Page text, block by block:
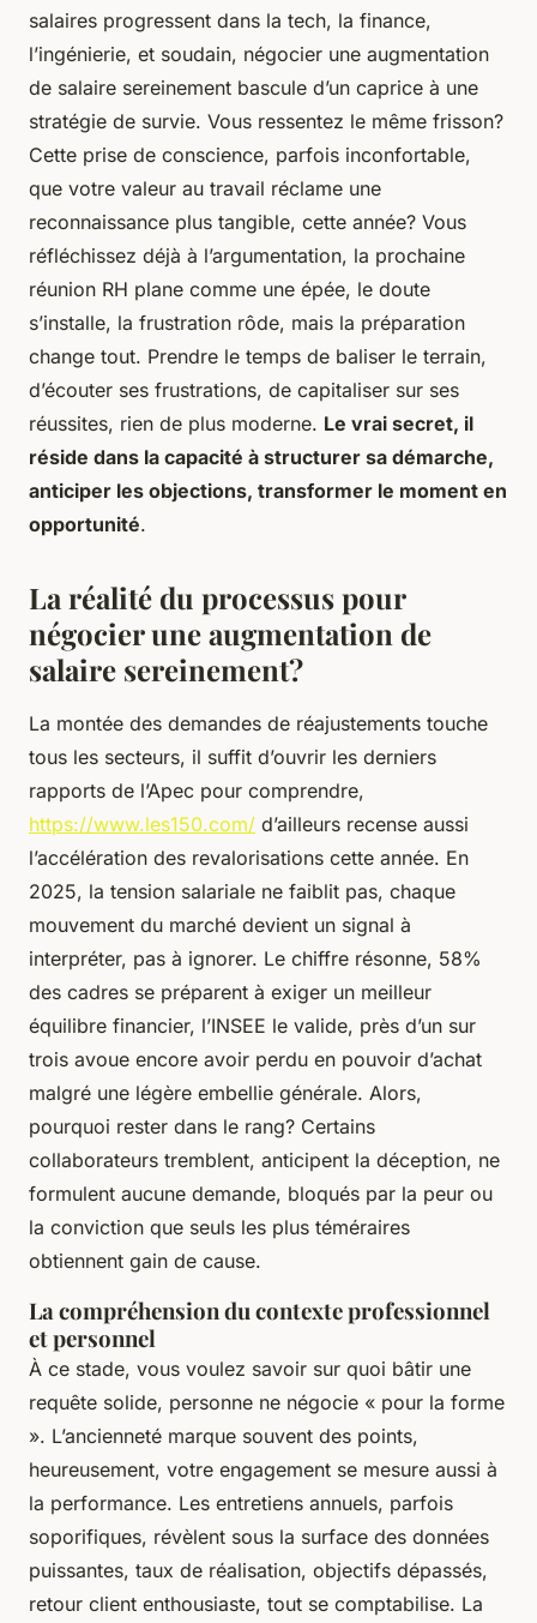
salaires progressent dans la tech, la finance,
l’ingénierie, et soudain, négocier une augmentation
de salaire sereinement bascule d’un caprice à une
stratégie de survie. Vous ressentez le même frisson?
Cette prise de conscience, parfois inconfortable,
que votre valeur au travail réclame une
reconnaissance plus tangible, cette année? Vous
réfléchissez déjà à l’argumentation, la prochaine
réunion RH plane comme une épée, le doute
s’installe, la frustration rôde, mais la préparation
change tout. Prendre le temps de baliser le terrain,
d’écouter ses frustrations, de capitaliser sur ses
réussites, rien de plus moderne. Le vrai secret, il
réside dans la capacité à structurer sa démarche,
anticiper les objections, transformer le moment en
opportunité.
La réalité du processus pour
négocier une augmentation de
salaire sereinement?
La montée des demandes de réajustements touche
tous les secteurs, il suffit d’ouvrir les derniers
rapports de l’Apec pour comprendre,
https://www.les150.com/ d’ailleurs recense aussi
l’accélération des revalorisations cette année. En
2025, la tension salariale ne faiblit pas, chaque
mouvement du marché devient un signal à
interpréter, pas à ignorer. Le chiffre résonne, 58%
des cadres se préparent à exiger un meilleur
équilibre financier, l’INSEE le valide, près d’un sur
trois avoue encore avoir perdu en pouvoir d’achat
malgré une légère embellie générale. Alors,
pourquoi rester dans le rang? Certains
collaborateurs tremblent, anticipent la déception, ne
formulent aucune demande, bloqués par la peur ou
la conviction que seuls les plus téméraires
obtiennent gain de cause.
La compréhension du contexte professionnel
et personnel
À ce stade, vous voulez savoir sur quoi bâtir une
requête solide, personne ne négocie « pour la forme
». L’ancienneté marque souvent des points,
heureusement, votre engagement se mesure aussi à
la performance. Les entretiens annuels, parfois
soporifiques, révèlent sous la surface des données
puissantes, taux de réalisation, objectifs dépassés,
retour client enthousiaste, tout se comptabilise. La